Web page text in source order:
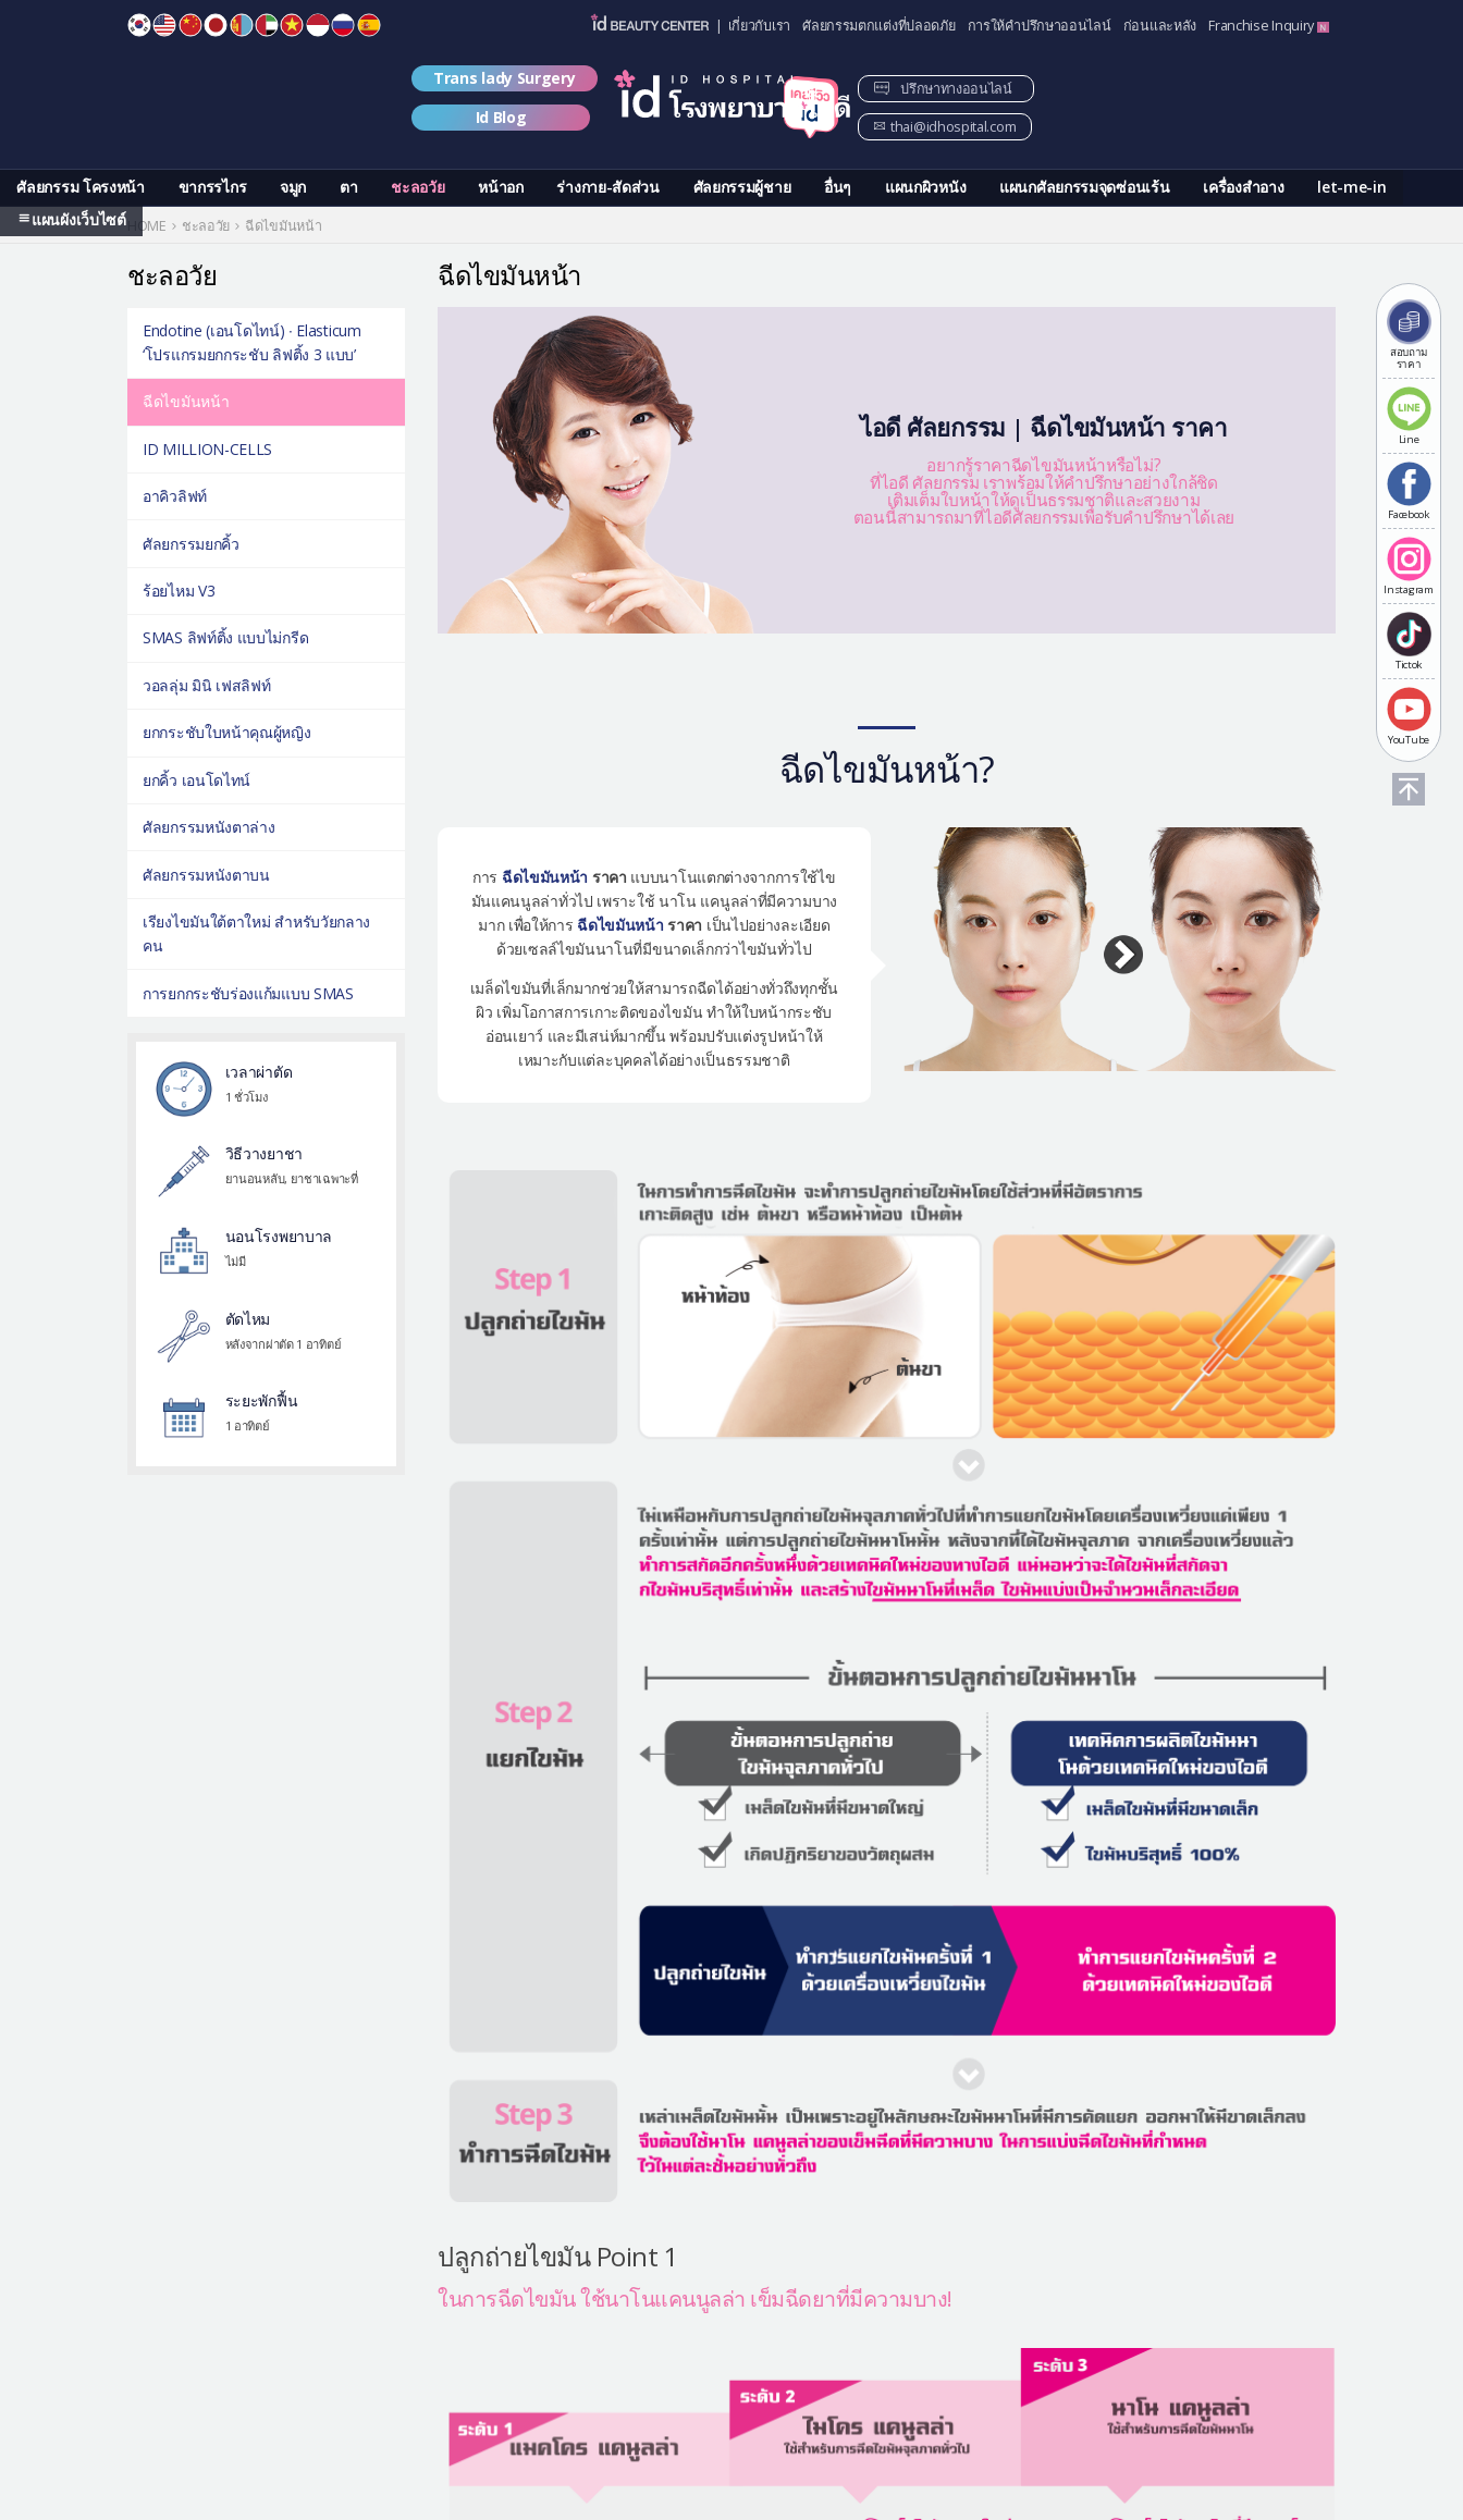
| เกี่ยวกับเรา ศัลยกรรมตกแต่งที่ปลอดภัย การให้คำปรึกษาออนไลน์ ก่อนและหลัง Franchise Inquiry
ศัลยกรรม โครงหน้า ขากรรไกร จมูก ตา ชะลอวัย หน้าอก ร่างกาย-สัดส่วน ศัลยกรรมผู้ชาย อื่นๆ แผนกผิวหนัง แผนกศัลยกรรมจุดซ่อนเร้น เครื่องสำอาง
let-me-in
แผนผังเว็บไซต์
Trans lady Surgery
Id Blog
ปรึกษาทางออนไลน์
thai@idhospital.com
สอบถาม
ราคา
Line
Facebook
Instagram
Tictok
YouTube
HOME ชะลอวัย ฉีดไขมันหน้า
ฉีดไขมันหน้า
ไอดี ศัลยกรรม | ฉีดไขมันหน้า ราคา
อยากรู้ราคาฉีดไขมันหน้าหรือไม่?
ที่ไอดี ศัลยกรรม เราพร้อมให้คำปรึกษาอย่างใกล้ชิด
เติมเต็มใบหน้าให้ดูเป็นธรรมชาติและสวยงาม
ตอนนี้สามารถมาที่ไอดีศัลยกรรมเพื่อรับคำปรึกษาได้เลย
ฉีดไขมันหน้า?
การ ฉีดไขมันหน้า ราคา แบบนาโนแตกต่างจากการใช้ไข
มันแคนนูลล่าทั่วไป เพราะใช้ นาโน แคนูลล่าที่มีความบาง
มาก เพื่อให้การ ฉีดไขมันหน้า ราคา เป็นไปอย่างละเอียด
ด้วยเซลล์ไขมันนาโนที่มีขนาดเล็กกว่าไขมันทั่วไป
เมล็ดไขมันที่เล็กมากช่วยให้สามารถฉีดได้อย่างทั่วถึงทุกชั้น
ผิว เพิ่มโอกาสการเกาะติดของไขมัน ทำให้ใบหน้ากระชับ
อ่อนเยาว์ และมีเสน่ห์มากขึ้น พร้อมปรับแต่งรูปหน้าให้
เหมาะกับแต่ละบุคคลได้อย่างเป็นธรรมชาติ
ปลูกถ่ายไขมัน Point 1
ในการฉีดไขมัน ใช้นาโนแคนนูลล่า เข็มฉีดยาที่มีความบาง!
ชะลอวัย
Endotine (เอนโดไทน์) ∙ Elasticum
‘โปรแกรมยกกระชับ ลิฟติ้ง 3 แบบ’
ฉีดไขมันหน้า
ID MILLION-CELLS
อาคิวลิฟท์
ศัลยกรรมยกคิ้ว
ร้อยไหม V3
SMAS ลิฟท์ติ้ง แบบไม่กรีด
วอลลุ่ม มินิ เฟสลิฟท์
ยกกระชับใบหน้าคุณผู้หญิง
ยกคิ้ว เอนโดไทน์
ศัลยกรรมหนังตาล่าง
ศัลยกรรมหนังตาบน
เรียงไขมันใต้ตาใหม่ สำหรับวัยกลาง
คน
การยกกระชับร่องแก้มแบบ SMAS
เวลาผ่าตัด
1 ชั่วโมง
วิธีวางยาชา
ยานอนหลับ, ยาชาเฉพาะที่
นอนโรงพยาบาล
ไม่มี
ตัดไหม
หลังจากผ่าตัด 1 อาทิตย์
ระยะพักฟื้น
1 อาทิตย์